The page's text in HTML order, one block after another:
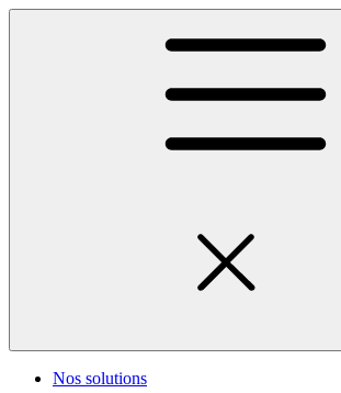
Nos solutions